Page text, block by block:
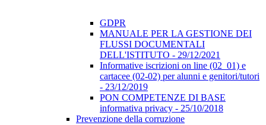
GDPR
MANUALE PER LA GESTIONE DEI
FLUSSI DOCUMENTALI
DELL'ISTITUTO - 29/12/2021
Informative iscrizioni on line (02_01) e
cartacee (02-02) per alunni e genitori/tutori
- 23/12/2019
PON COMPETENZE DI BASE
informativa privacy - 25/10/2018
Prevenzione della corruzione